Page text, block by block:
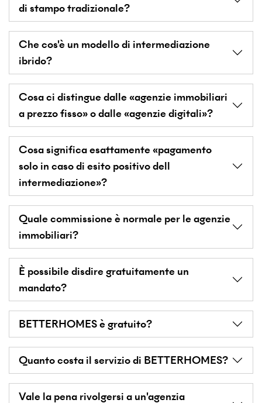
di stampo tradizionale?
Che cos'è un modello di intermediazione
ibrido?
Cosa ci distingue dalle «agenzie immobiliari
a prezzo fisso» o dalle «agenzie digitali»?
Cosa significa esattamente «pagamento
solo in caso di esito positivo dell
intermediazione»?
Quale commissione è normale per le agenzie
immobiliari?
È possibile disdire gratuitamente un
mandato?
BETTERHOMES è gratuito?
Quanto costa il servizio di BETTERHOMES?
Vale la pena rivolgersi a un'agenzia